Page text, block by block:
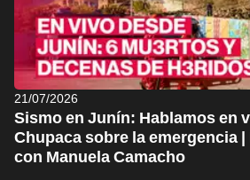
21/07/2026
Sismo en Junín: Hablamos en
Chupaca sobre la emergencia
con Manuela Camacho